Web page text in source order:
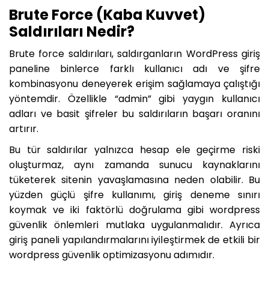
Brute Force (Kaba Kuvvet)
Saldırıları Nedir?
Brute force saldırıları, saldırganların WordPress giriş
paneline binlerce farklı kullanıcı adı ve şifre
kombinasyonu deneyerek erişim sağlamaya çalıştığı
yöntemdir. Özellikle “admin” gibi yaygın kullanıcı
adları ve basit şifreler bu saldırıların başarı oranını
artırır.
Bu tür saldırılar yalnızca hesap ele geçirme riski
oluşturmaz, aynı zamanda sunucu kaynaklarını
tüketerek sitenin yavaşlamasına neden olabilir. Bu
yüzden güçlü şifre kullanımı, giriş deneme sınırı
koymak ve iki faktörlü doğrulama gibi wordpress
güvenlik önlemleri mutlaka uygulanmalıdır. Ayrıca
giriş paneli yapılandırmalarını iyileştirmek de etkili bir
wordpress güvenlik optimizasyonu adımıdır.